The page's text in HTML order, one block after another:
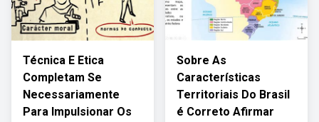
Técnica E Etica
Completam Se
Necessariamente
Para Impulsionar Os
Sobre As
Características
Territoriais Do Brasil
é Correto Afirmar